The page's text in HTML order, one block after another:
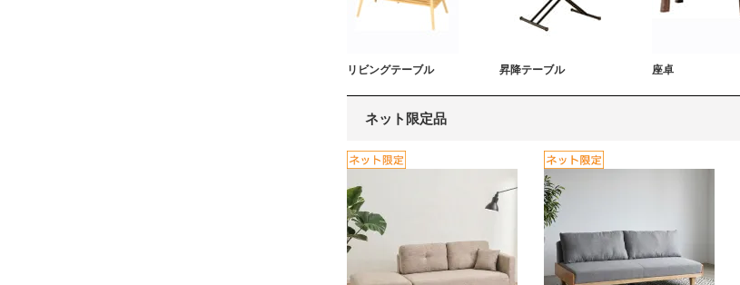
リビングテーブル 昇降テーブル 座卓
ネット限定品